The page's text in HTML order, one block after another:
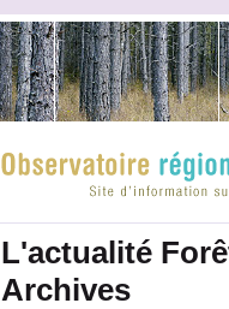
L'actualité
Archives